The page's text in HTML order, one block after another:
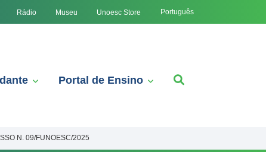
Rádio Museu Unoesc Store Português
Portal de Ensino
N. 09/FUNOESC/2025